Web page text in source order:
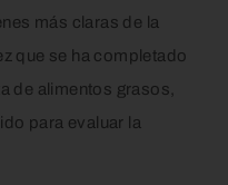
más claras de la
que se ha completado
de alimentos grasos,
para evaluar la